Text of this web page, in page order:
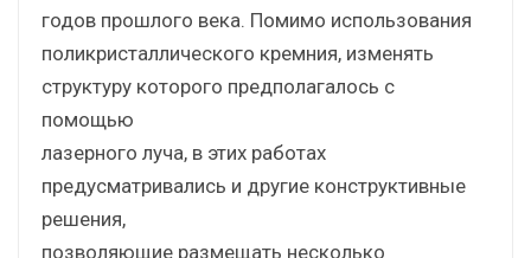
годов прошлого века. Помимо использования
поликристаллического кремния, изменять
структуру которого предполагалось с
помощью
лазерного луча, в этих работах
предусматривались и другие конструктивные
решения,
позволяющие размещать несколько